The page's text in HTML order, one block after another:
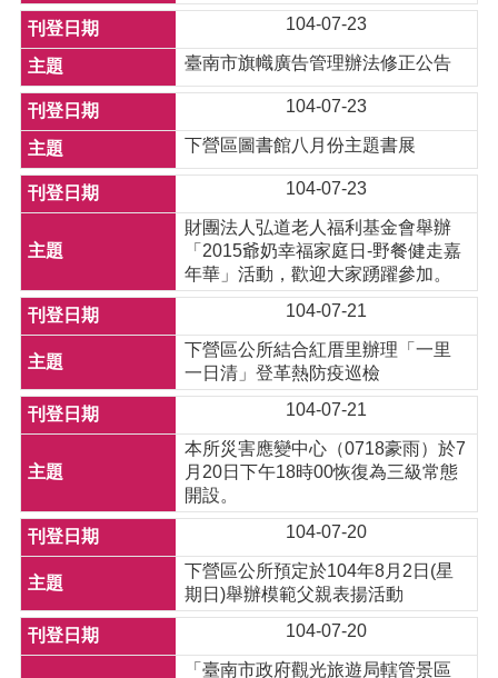
104-07-23
臺南市旗幟廣告管理辦法修正公告
104-07-23
下營區圖書館八月份主題書展
104-07-23
財團法人弘道老人福利基金會舉辦
「2015爺奶幸福家庭日-野餐健走嘉
年華」活動，歡迎大家踴躍參加。
104-07-21
下營區公所結合紅厝里辦理「一里
一日清」登革熱防疫巡檢
104-07-21
本所災害應變中心（0718豪雨）於7
月20日下午18時00恢復為三級常態
開設。
104-07-20
下營區公所預定於104年8月2日(星
期日)舉辦模範父親表揚活動
104-07-20
「臺南市政府觀光旅遊局轄管景區